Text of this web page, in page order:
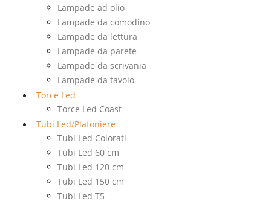
Lampade ad olio
Lampade da comodino
Lampade da lettura
Lampade da parete
Lampade da scrivania
Lampade da tavolo
Torce Led
Torce Led Coast
Tubi Led/Plafoniere
Tubi Led Colorati
Tubi Led 60 cm
Tubi Led 120 cm
Tubi Led 150 cm
Tubi Led T5